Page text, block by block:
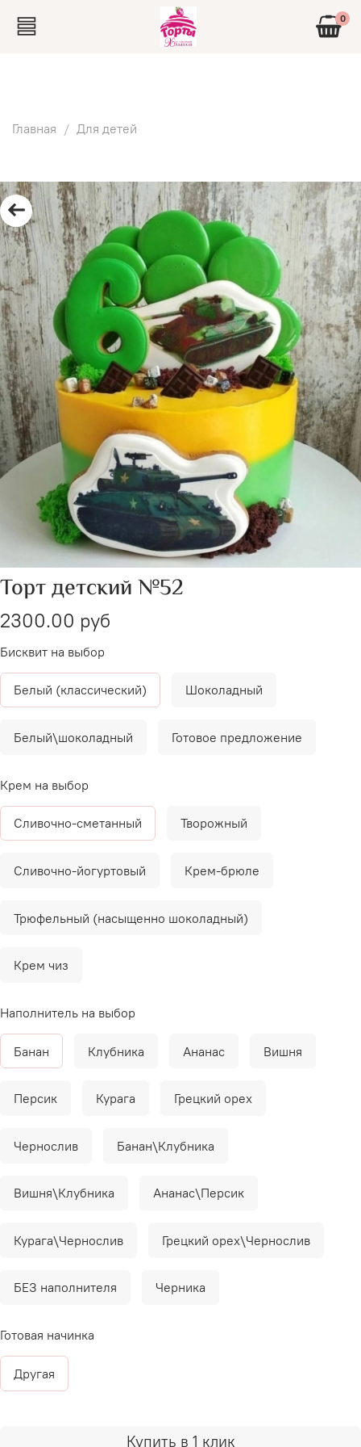
0
Главная Для детей
Торт детский №52
2300.00 руб
Купить в 1 клик
Бисквит на выбор
Белый (классический) Шоколадный
Белый\шоколадный Готовое предложение
Крем на выбор
Сливочно-сметанный Творожный
Сливочно-йогуртовый Крем-брюле
Трюфельный (насыщенно шоколадный)
Крем чиз
Наполнитель на выбор
Банан Клубника Ананас Вишня
Персик Курага Грецкий орех
Чернослив Банан\Клубника
Вишня\Клубника Ананас\Персик
Курага\Чернослив Грецкий орех\Чернослив
БЕЗ наполнителя Черника
Готовая начинка
Другая